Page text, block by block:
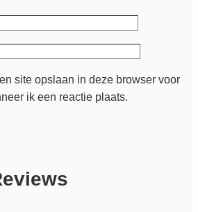
site opslaan in deze browser voor
ik een reactie plaats.